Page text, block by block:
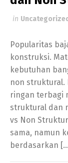
in Uncategorized
Popularitas
konstruksi.
kebutuhan
non struktural.
ringan terbagi
struktural dan
vs Non
sama, namun
berdasarkan